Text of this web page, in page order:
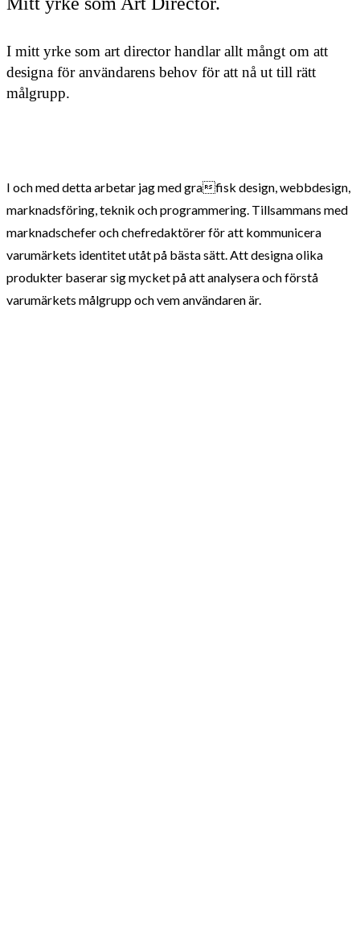
I mitt yrke som art director handlar allt mångt om att
designa för användarens behov för att nå ut till rätt
målgrupp.
I och med detta arbetar jag med grafisk design, webbdesign,
marknadsföring, teknik och programmering. Tillsammans med
marknadschefer och chefredaktörer för att kommunicera
varumärkets identitet utåt på bästa sätt. Att designa olika
produkter baserar sig mycket på att analysera och förstå
varumärkets målgrupp och vem användaren är.